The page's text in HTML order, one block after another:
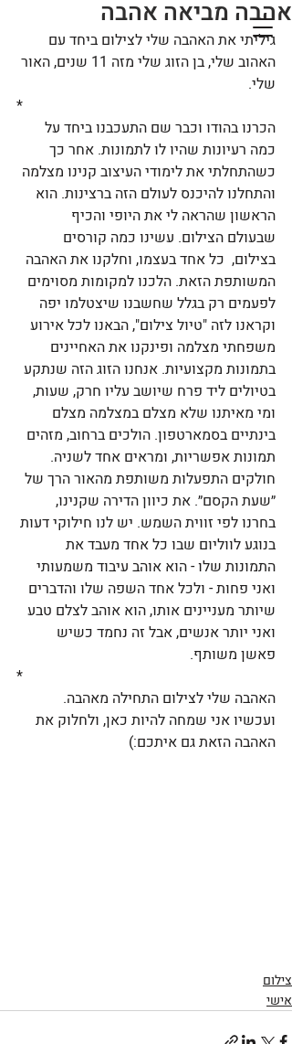
אהבה מביאה אהבה
גיליתי את האהבה שלי לצילום ביחד עם
האהוב שלי, בן הזוג שלי מזה 11 שנים, האור
שלי.
*
הכרנו בהודו וכבר שם התעכבנו ביחד על
כמה רעיונות שהיו לו לתמונות. אחר כך
כשהתחלתי את לימודי העיצוב קנינו מצלמה
והתחלנו להיכנס לעולם הזה ברצינות. הוא
הראשון שהראה לי את היופי והכיף
שבעולם הצילום. עשינו כמה קורסים
בצילום,  כל אחד בעצמו, וחלקנו את האהבה
המשותפת הזאת. הלכנו למקומות מסוימים
לפעמים רק בגלל שחשבנו שיצטלמו יפה
וקראנו לזה "טיול צילום", הבאנו לכל אירוע
משפחתי מצלמה ופינקנו את האחיינים
בתמונות מקצועיות. אנחנו הזוג הזה שנתקע
בטיולים ליד פרח שיושב עליו חרק, שעות,
ומי מאיתנו שלא מצלם במצלמה מצלם
בינתיים בסמארטפון. הולכים ברחוב, מזהים
תמונות אפשריות, ומראים אחד לשניה.
חולקים התפעלות משותפת מהאור הרך של
״שעת הקסם״. את כיוון הדירה שקנינו,
בחרנו לפי זווית השמש. יש לנו חילוקי דעות
בנוגע לווליום שבו כל אחד מעבד את
התמונות שלו - הוא אוהב עיבוד משמעותי
ואני פחות - ולכל אחד השפה שלו והדברים
שיותר מעניינים אותו, הוא אוהב לצלם טבע
ואני יותר אנשים, אבל זה נחמד כשיש
פאשן משותף.
*
האהבה שלי לצילום התחילה מאהבה.
ועכשיו אני שמחה להיות כאן, ולחלוק את
האהבה הזאת גם איתכם:)
צילום
אישי